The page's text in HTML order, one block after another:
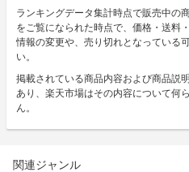
ランキングデータ集計時点で販売中の
をご覧になられた時点で、価格・送料
情報の変更や、売り切れとなっている
い。
掲載されている商品内容および商品説
あり、楽天市場はその内容について何
ん。
関連ジャンル